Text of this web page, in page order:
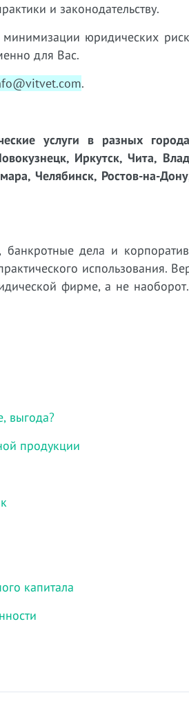
и законодательству.
юридических
для Вас.
.
услуги в разных
Иркутск, Чита,
Челябинск, Ростов-на-
дела и
использования.
фирме, а не
выгода?
продукции
капитала